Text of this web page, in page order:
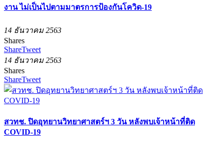
งาน ไม่เป็นไปตามมาตรการป้องกันโควิด-19
14 ธันวาคม 2563
Shares
ShareTweet
14 ธันวาคม 2563
Shares
ShareTweet
สวทช. ปิดอุทยานวิทยาศาสตร์ฯ 3 วัน หลังพบเจ้าหน้าที่ติด
COVID-19